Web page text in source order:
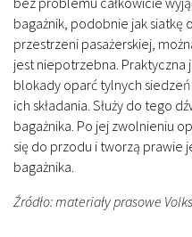
bagażnik, podobnie jak siatkę
przestrzeni pasażerskiej,
jest niepotrzebna. Praktyczna
blokady oparć tylnych
ich składania. Służy do tego
bagażnika. Po jej zwolnieniu
się do przodu i tworzą prawie
bagażnika.
Źródło: materiały prasowe